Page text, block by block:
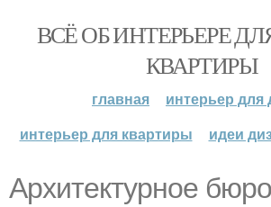
ВСЁ ОБ ИНТЕРЬЕРЕ
КВАРТИРЫ
главная
интерьер для
интерьер для квартиры
идеи
Архитектурное